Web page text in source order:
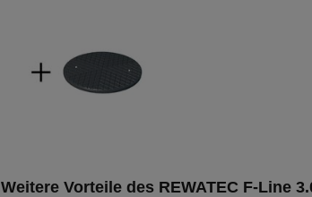
Weitere Vorteile des REWATEC F-Line